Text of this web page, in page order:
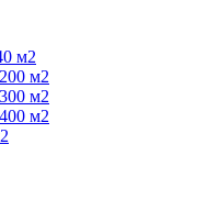
м2
м2
м2
м2